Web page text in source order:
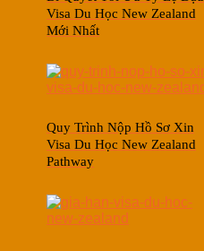
Visa Du Học New Zealand
Mới Nhất
Quy Trình Nộp Hồ Sơ Xin
Visa Du Học New Zealand
Pathway